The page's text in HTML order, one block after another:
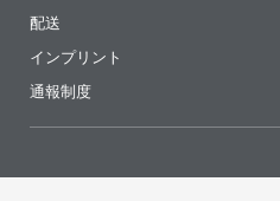
配送
インプリント
通報制度